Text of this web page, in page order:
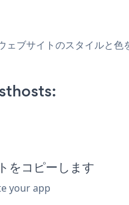
ブサイトのスタイルと
をコピーします
your app